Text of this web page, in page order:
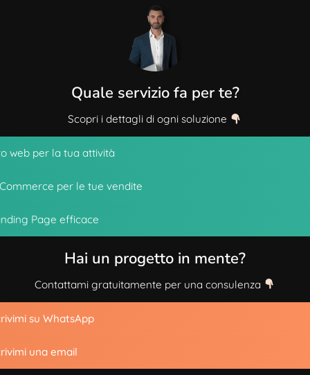
Quale servizio fa per te?
Scopri i dettagli di ogni soluzione
web per la tua attività
per le tue vendite
Page efficace
Hai un progetto in mente?
Contattami gratuitamente per una consulenza
su WhatsApp
una email